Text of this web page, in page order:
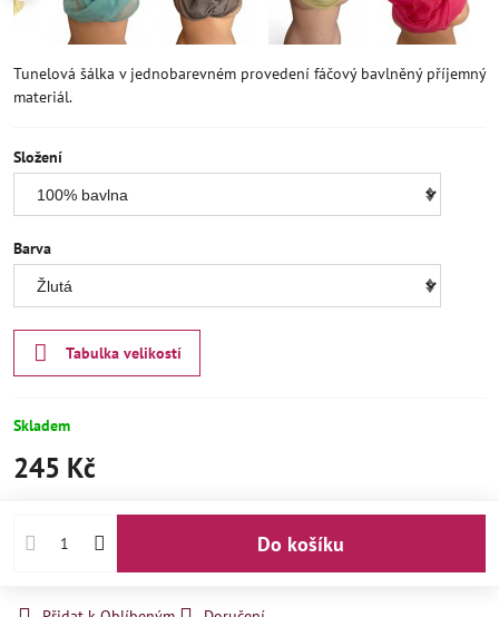
Tunelová šálka v jednobarevném provedení fáčový bavlněný příjemný
materiál.
Složení
Barva
Tabulka velikostí
Skladem
245 Kč
Do košíku